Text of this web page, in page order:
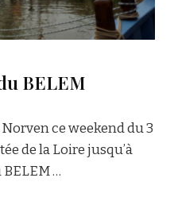
BELEM
ce weekend du 3
de la Loire jusqu’à
…